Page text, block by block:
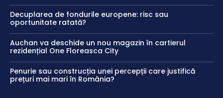
Decuplarea de fondurile europene: risc sau
oportunitate ratată?
Auchan va deschide un nou magazin în cartierul
rezidențial One Floreasca City
Penurie sau construcția unei percepții care justifică
prețuri mai mari în România?